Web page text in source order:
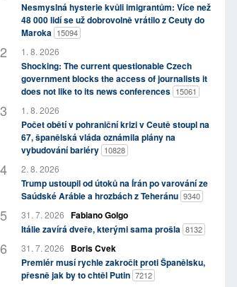
Nesmyslná hysterie kvůli imigrantům: Více než
48 000 lidí se už dobrovolně vrátilo z Ceuty do
Maroka 15094
1. 8. 2026
Shocking: The current questionable Czech
government blocks the access of journalists it
does not like to its news conferences 15061
1. 8. 2026
Počet obětí v pohraniční krizi v Ceutě stoupl na
67, španělská vláda oznámila plány na
vybudování bariéry 10828
2. 8. 2026
Trump ustoupil od útoků na Írán po varování ze
Saúdské Arábie a hrozbách z Teheránu 9340
31. 7. 2026 Fabiano Golgo
Itálie zavírá dveře, kterými sama prošla 8132
31. 7. 2026
Boris Cvek
Premiér musí rychle zakročit proti Španělsku,
přesně jak by to chtěl Putin 7212